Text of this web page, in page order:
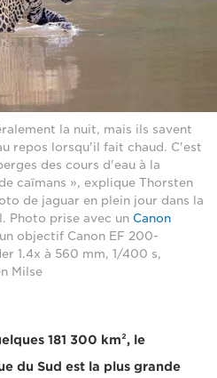
la nuit, mais ils savent
repos lorsqu'il fait chaud. C'est
des cours d'eau à la
caïmans », explique Thorsten
de jaguar en plein jour dans la
Photo prise avec un Canon
objectif Canon EF 200-
1.4x à 560 mm, 1/400 s,
Milse
181 300 km², le
du Sud est la plus grande